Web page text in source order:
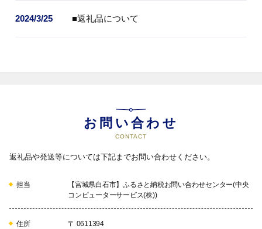
2024/3/25 ■返礼品について
お問い合わせ
CONTACT
返礼品や発送等については下記までお問い合わせください。
担当
【宮城県白石市】ふるさと納税お問い合わせセンター(中央
コンピューターサービス(株))
住所 〒 0611394